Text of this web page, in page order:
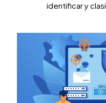
identificar y